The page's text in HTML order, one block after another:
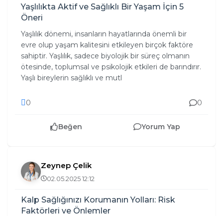
Yaşlılıkta Aktif ve Sağlıklı Bir Yaşam İçin 5
Öneri
Yaşlılık dönemi, insanların hayatlarında önemli bir
evre olup yaşam kalitesini etkileyen birçok faktöre
sahiptir. Yaşlılık, sadece biyolojik bir süreç olmanın
ötesinde, toplumsal ve psikolojik etkileri de barındırır.
Yaşlı bireylerin sağlıklı ve mutl
0 0
Beğen Yorum Yap
Zeynep Çelik
02.05.2025 12:12
Kalp Sağlığınızı Korumanın Yolları: Risk
Faktörleri ve Önlemler